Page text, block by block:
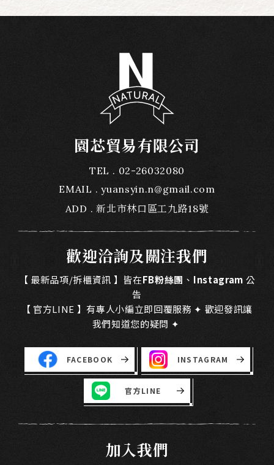
園芯貿易有限公司
TEL
02-26032080
EMAIL
yuansyin.n@gmail.com
ADD
新北市林口區工九路18號
歡迎洽詢及關注我們
【 最新品項/拆櫃資訊 】皆在FB粉絲團 、 Instagram 公
告
【 官方LINE 】有專人小編立即回覆服務 ✦ 歡迎發訊讓
我們知道您的疑問 ✦
FACEBOOK INSTAGRAM
官方LINE
加入我們